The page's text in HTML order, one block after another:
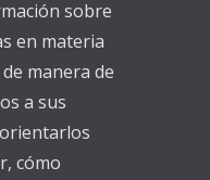
sobre
en materia
manera de
a sus
cómo